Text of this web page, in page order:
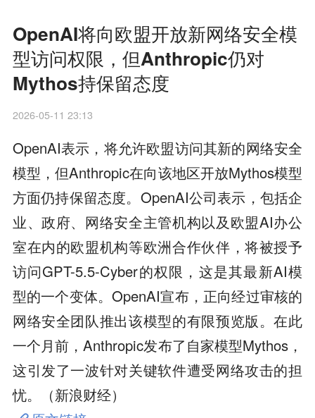
OpenAI将向欧盟开放新网络安全模
型访问权限，但Anthropic仍对
Mythos持保留态度
2026-05-11 23:13
OpenAI表示，将允许欧盟访问其新的网络安全
模型，但Anthropic在向该地区开放Mythos模型
方面仍持保留态度。OpenAI公司表示，包括企
业、政府、网络安全主管机构以及欧盟AI办公
室在内的欧盟机构等欧洲合作伙伴，将被授予
访问GPT-5.5-Cyber的权限，这是其最新AI模
型的一个变体。OpenAI宣布，正向经过审核的
网络安全团队推出该模型的有限预览版。在此
一个月前，Anthropic发布了自家模型Mythos，
这引发了一波针对关键软件遭受网络攻击的担
忧。（新浪财经）